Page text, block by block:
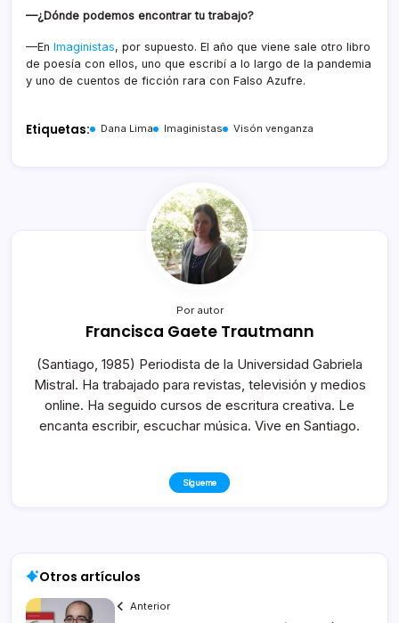
—¿Dónde podemos encontrar tu trabajo?
—En Imaginistas, por supuesto. El año que viene sale otro libro
de poesía con ellos, uno que escribí a lo largo de la pandemia
y uno de cuentos de ficción rara con Falso Azufre.
Etiquetas: Dana Lima Imaginistas Visón venganza
Por autor
Francisca Gaete Trautmann
(Santiago, 1985) Periodista de la Universidad Gabriela
Mistral. Ha trabajado para revistas, televisión y medios
online. Ha seguido cursos de escritura creativa. Le
encanta escribir, escuchar música. Vive en Santiago.
Sígueme
Otros artículos
Anterior